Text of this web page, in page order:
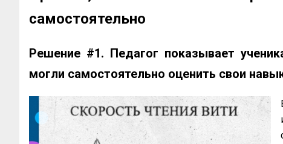
самостоятельно
Решение #1. Педагог показывает
могли самостоятельно оценить свои